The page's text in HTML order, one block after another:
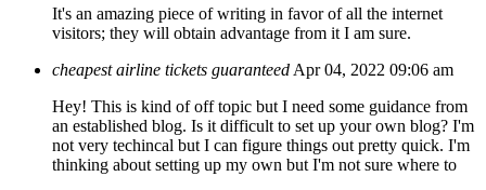
It's an amazing piece of writing in favor of all the internet
visitors; they will obtain advantage from it I am sure.
cheapest airline tickets guaranteed Apr 04, 2022 09:06 am
Hey! This is kind of off topic but I need some guidance from
an established blog. Is it difficult to set up your own blog? I'm
not very techincal but I can figure things out pretty quick. I'm
thinking about setting up my own but I'm not sure where to